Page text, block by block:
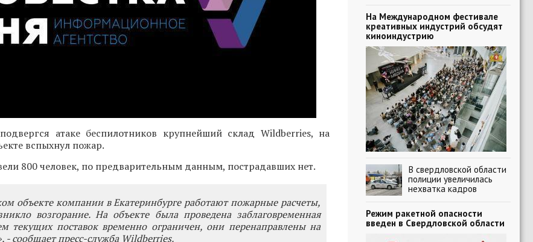
атаке беспилотников крупнейший склад Wildberries, на
вспыхнул пожар.
800 человек, по предварительным данным, пострадавших нет.
объекте компании в Екатеринбурге работают пожарные расчеты,
возгорание. На объекте была проведена заблаговременная
текущих поставок временно ограничен, они перенаправлены на
- сообщает пресс-служба Wildberries.
На Международном фестивале
креативных индустрий обсудят
киноиндустрию
В свердловской области
полиции увеличилась
нехватка кадров
Режим ракетной опасности
введен в Свердловской области